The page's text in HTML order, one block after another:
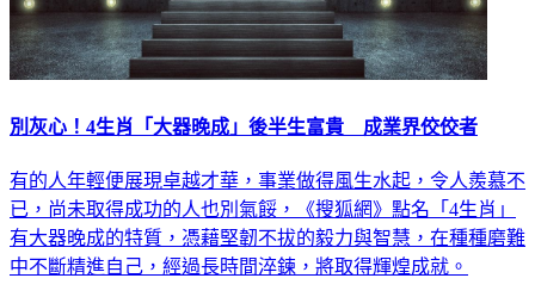
別灰心！4生肖「大器晚成」後半生富貴 成業界佼佼者
有的人年輕便展現卓越才華，事業做得風生水起，令人羨慕不
已，尚未取得成功的人也別氣餒，《搜狐網》點名「4生肖」
有大器晚成的特質，憑藉堅韌不拔的毅力與智慧，在種種磨難
中不斷精進自己，經過長時間淬鍊，將取得輝煌成就。